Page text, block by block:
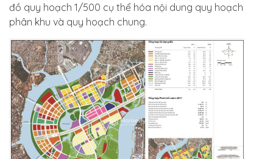
đồ quy hoạch 1/500 cụ thể hóa nội dung quy hoạch
phân khu và quy hoạch chung.